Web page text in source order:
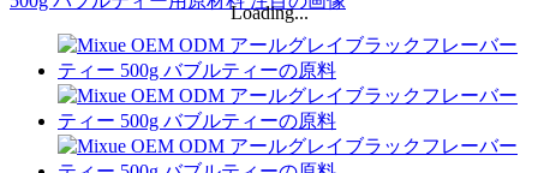
Loading...